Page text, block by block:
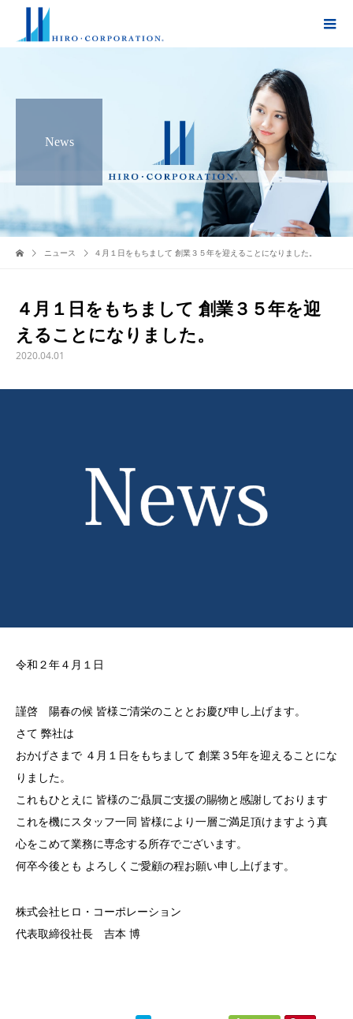
News
ニュース ４月１日をもちまして 創業３５年を迎えることになりました。
４月１日をもちまして 創業３５年を迎
えることになりました。
2020.04.01
令和２年４月１日
謹啓 陽春の候 皆様ご清栄のこととお慶び申し上げます。
さて 弊社は
おかげさまで ４月１日をもちまして 創業３5年を迎えることにな
りました。
これもひとえに 皆様のご贔屓ご支援の賜物と感謝しております
これを機にスタッフ一同 皆様により一層ご満足頂けますよう真
心をこめて業務に専念する所存でございます。
何卒今後とも よろしくご愛顧の程お願い申し上げます。
株式会社ヒロ・コーポレーション
代表取締役社長 吉本 博